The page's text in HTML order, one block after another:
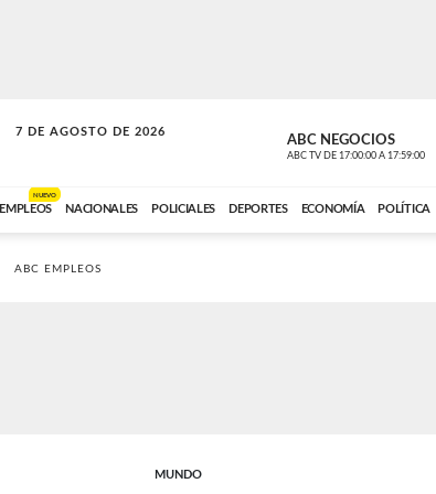
7 DE AGOSTO DE 2026
VITAMINAS ABC NEGOCIOS
ABC TV DE 17:00:00 A 17:59:00
EMPLEOS
NUEVO
NACIONALES POLICIALES DEPORTES ECONOMÍA POLÍTICA
ABC EMPLEOS
MUNDO